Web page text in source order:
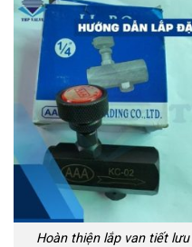
Hoàn thiện lắp van tiết